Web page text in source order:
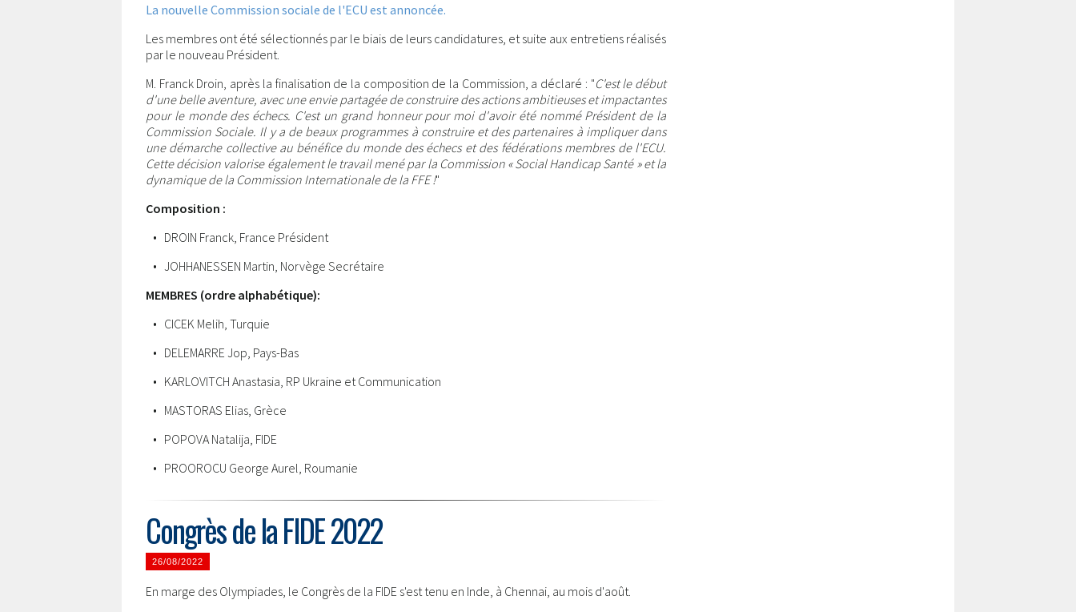
La nouvelle Commission sociale de l'ECU est annoncée.
Les membres ont été sélectionnés par le biais de leurs candidatures, et suite aux entretiens réalisés
par le nouveau Président.
M. Franck Droin, après la finalisation de la composition de la Commission, a déclaré : "C'est le début
d'une belle aventure, avec une envie partagée de construire des actions ambitieuses et impactantes
pour le monde des échecs. C'est un grand honneur pour moi d'avoir été nommé Président de la
Commission Sociale. Il y a de beaux programmes à construire et des partenaires à impliquer dans
une démarche collective au bénéfice du monde des échecs et des fédérations membres de l'ECU.
Cette décision valorise également le travail mené par la Commission « Social Handicap Santé » et la
dynamique de la Commission Internationale de la FFE !"
Composition :
• DROIN Franck, France Président
• JOHHANESSEN Martin, Norvège Secrétaire
MEMBRES (ordre alphabétique):
• CICEK Melih, Turquie
• DELEMARRE Jop, Pays-Bas
• KARLOVITCH Anastasia, RP Ukraine et Communication
• MASTORAS Elias, Grèce
• POPOVA Natalija, FIDE
• PROOROCU George Aurel, Roumanie
Congrès de la FIDE 2022
26/08/2022
En marge des Olympiades, le Congrès de la FIDE s'est tenu en Inde, à Chennai, au mois d'août.